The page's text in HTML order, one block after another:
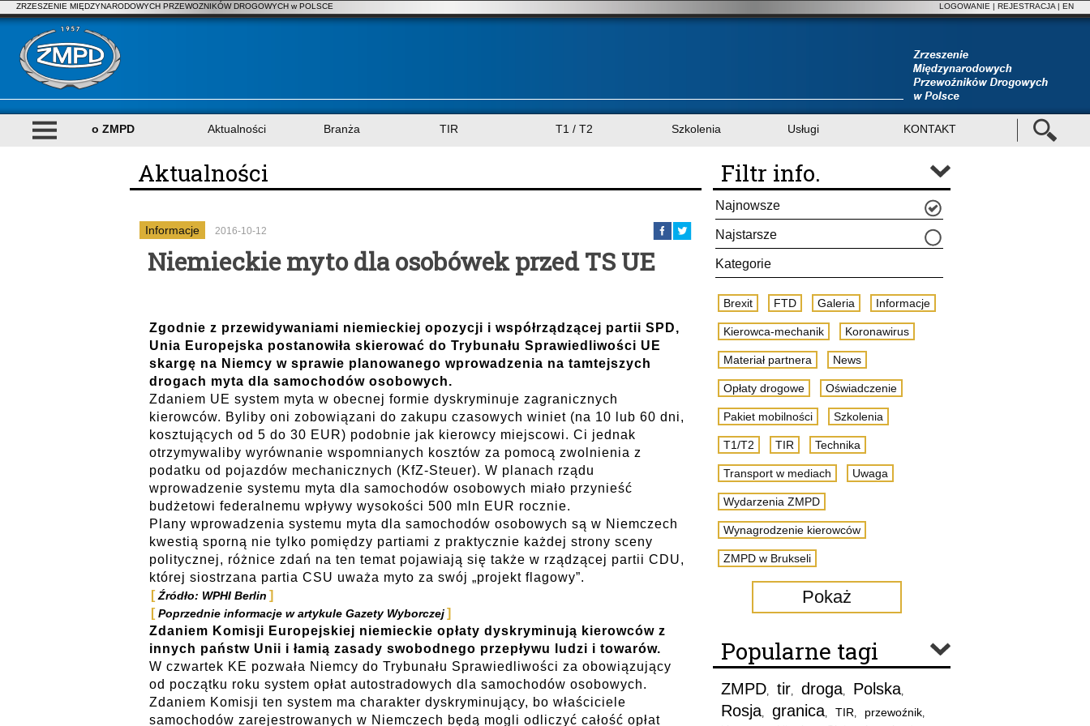
ZRZESZENIE MIĘDZYNARODOWYCH PRZEWOZNIKÓW DROGOWYCH w POLSCE LOGOWANIE | REJESTRACJA | EN
o ZMPD Aktualności Branża TIR T1 / T2 Szkolenia Usługi KONTAKT
Aktualności
Informacje 2016-10-12
Niemieckie myto dla osobówek przed TS UE
Zgodnie z przewidywaniami niemieckiej opozycji i współrządzącej partii SPD,
Unia Europejska postanowiła skierować do Trybunału Sprawiedliwości UE
skargę na Niemcy w sprawie planowanego wprowadzenia na tamtejszych
drogach myta dla samochodów osobowych.
Zdaniem UE system myta w obecnej formie dyskryminuje zagranicznych
kierowców. Byliby oni zobowiązani do zakupu czasowych winiet (na 10 lub 60 dni,
kosztujących od 5 do 30 EUR) podobnie jak kierowcy miejscowi. Ci jednak
otrzymywaliby wyrównanie wspomnianych kosztów za pomocą zwolnienia z
podatku od pojazdów mechanicznych (KfZ-Steuer). W planach rządu
wprowadzenie systemu myta dla samochodów osobowych miało przynieść
budżetowi federalnemu wpływy wysokości 500 mln EUR rocznie.
Plany wprowadzenia systemu myta dla samochodów osobowych są w Niemczech
kwestią sporną nie tylko pomiędzy partiami z praktycznie każdej strony sceny
politycznej, różnice zdań na ten temat pojawiają się także w rządzącej partii CDU,
której siostrzana partia CSU uważa myto za swój „projekt flagowy”.
Źródło: WPHI Berlin
Poprzednie informacje w artykule Gazety Wyborczej
Zdaniem Komisji Europejskiej niemieckie opłaty dyskryminują kierowców z
innych państw Unii i łamią zasady swobodnego przepływu ludzi i towarów.
W czwartek KE pozwała Niemcy do Trybunału Sprawiedliwości za obowiązujący
od początku roku system opłat autostradowych dla samochodów osobowych.
Zdaniem Komisji ten system ma charakter dyskryminujący, bo właściciele
samochodów zarejestrowanych w Niemczech będą mogli odliczyć całość opłat
Filtr info.
Najnowsze
Najstarsze
Kategorie
Brexit FTD Galeria Informacje
Kierowca-mechanik Koronawirus
Materiał partnera News
Opłaty drogowe Oświadczenie
Pakiet mobilności Szkolenia
T1/T2 TIR Technika
Transport w mediach Uwaga
Wydarzenia ZMPD
Wynagrodzenie kierowców
ZMPD w Brukseli
Pokaż
Popularne tagi
ZMPD, tir, droga, Polska,
Rosja, granica, TIR, przewoźnik,